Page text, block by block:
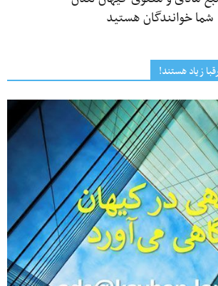
شما خوانندگان هستید
زیاد هستند!